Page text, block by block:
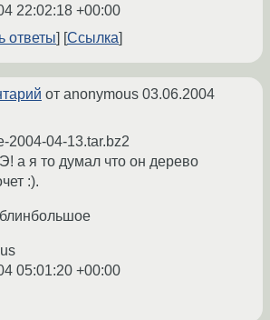
22:02:18 +00:00
ответы
Ссылка
от anonymous 03.06.2004
2004-04-13.tar.bz2
а я то думал что он дерево
:).
05:01:20 +00:00